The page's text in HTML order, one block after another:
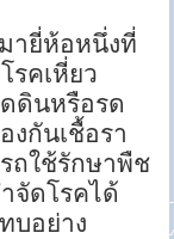
ายี่ห้อหนึ่งที่
รคเหี่ยว
ดินหรือรด
งกันเชื้อรา
ถใช้รักษาพืช
จัดโรคได้
บอย่าง